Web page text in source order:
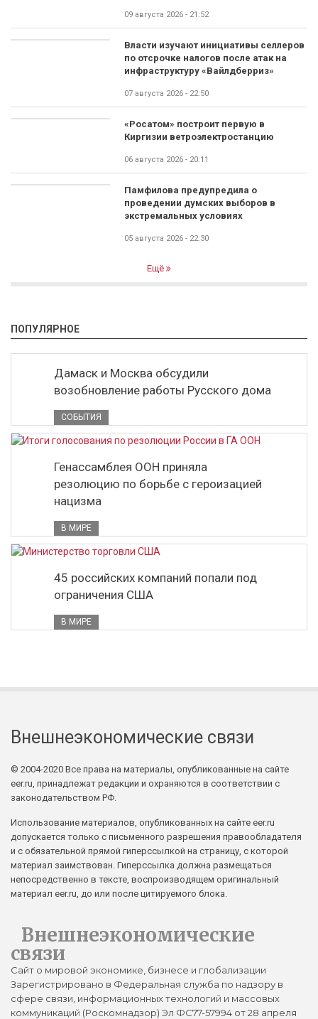
09 августа 2026 - 21:52
Власти изучают инициативы селлеров
по отсрочке налогов после атак на
инфраструктуру «Вайлдберриз»
07 августа 2026 - 22:50
«Росатом» построит первую в
Киргизии ветроэлектростанцию
06 августа 2026 - 20:11
Памфилова предупредила о
проведении думских выборов в
экстремальных условиях
05 августа 2026 - 22:30
Ещё
ПОПУЛЯРНОЕ
Дамаск и Москва обсудили
возобновление работы Русского дома
СОБЫТИЯ
Генассамблея ООН приняла
резолюцию по борьбе с героизацией
нацизма
В МИРЕ
45 российских компаний попали под
ограничения США
В МИРЕ
Внешнеэкономические связи
© 2004-2020 Все права на материалы, опубликованные на сайте
eer.ru, принадлежат редакции и охраняются в соответствии с
законодательством РФ.
Использование материалов, опубликованных на сайте eer.ru
допускается только с письменного разрешения правообладателя
и с обязательной прямой гиперссылкой на страницу, с которой
материал заимствован. Гиперссылка должна размещаться
непосредственно в тексте, воспроизводящем оригинальный
материал eer.ru, до или после цитируемого блока.
Внешнеэкономические
связи
Сайт о мировой экономике, бизнесе и глобализации
Зарегистрировано в Федеральная служба по надзору в
сфере связи, информационных технологий и массовых
коммуникаций (Роскомнадзор) Эл ФС77-57994 от 28 апреля